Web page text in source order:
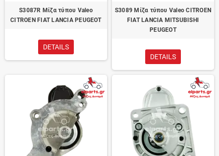
S3087R Μίζα τύπου Valeo
CITROEN FIAT LANCIA PEUGEOT
DETAILS
S3089 Μίζα τύπου Valeo CITROEN
FIAT LANCIA MITSUBISHI
PEUGEOT
DETAILS